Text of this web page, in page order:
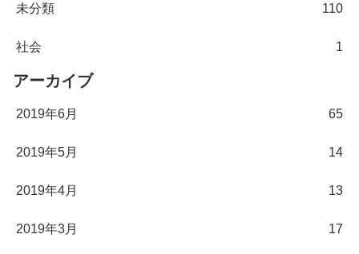
未分類 110
社会 1
アーカイブ
2019年6月 65
2019年5月 14
2019年4月 13
2019年3月 17